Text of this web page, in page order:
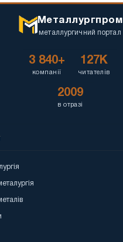
Металлургпром
металлургичний портал
3 840+
компанії
127K
читателів
2009
в отразі